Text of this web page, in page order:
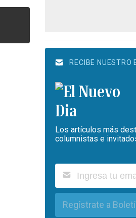
RECIBE NUESTRO
Los artículos más
columnistas e
Regístrate a